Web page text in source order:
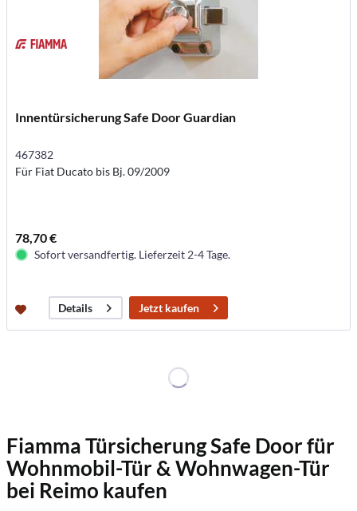
Innentürsicherung Safe Door Guardian
467382
Für Fiat Ducato bis Bj. 09/2009
78,70 €
Sofort versandfertig. Lieferzeit 2-4 Tage.
Details Jetzt kaufen
Fiamma Türsicherung Safe Door für
Wohnmobil-Tür & Wohnwagen-Tür
bei Reimo kaufen